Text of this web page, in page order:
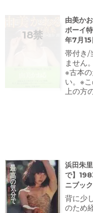
由美か
ボーイ
年7月
帯付き/
ません。
※古本
い。※
上の方
浜田朱
で】
ニブッ
背に少
のため